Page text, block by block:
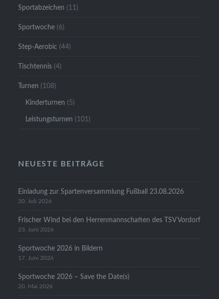
Sportabzeichen (11)
Sportwoche (6)
Step-Aerobic (44)
Tischtennis (4)
Turnen (108)
Kinderturnen (5)
Leistungsturnen (101)
NEUESTE BEITRÄGE
Einladung zur Spartenversammlung Fußball 23.08.2026
20. Juli 2026
Frischer Wind bei den Herrenmannschaften des TSV Vordorf
23. Juni 2026
Sportwoche 2026 in Bildern
17. Juni 2026
Sportwoche 2026 – Save the Date(s)
20. Mai 2026